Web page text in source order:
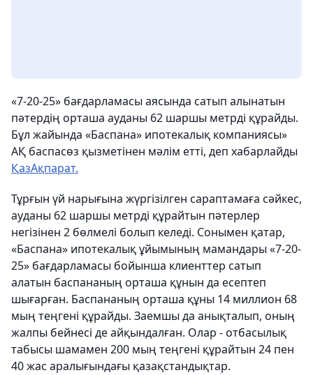
«7-20-25» бағдарламасы аясында сатып алынатын
пәтердің орташа ауданы 62 шаршы метрді құрайды.
Бұл жайында «Баспана» ипотекалық компаниясы»
АҚ баспасөз қызметінен мәлім етті, деп хабарлайды
ҚазАқпарат.
Тұрғын үй нарығына жүргізілген сараптамаға сәйкес,
ауданы 62 шаршы метрді құрайтын пәтерлер
негізінен 2 бөлмелі болып келеді. Сонымен қатар,
«Баспана» ипотекалық ұйымының мамандары «7-20-
25» бағдарламасы бойынша клиенттер сатып
алатын баспананың орташа құнын да есептеп
шығарған. Баспананың орташа құны 14 миллион 68
мың теңгені құрайды. Заемшы да анықталып, оның
жалпы бейнесі де айқындалған. Олар - отбасылық
табысы шамамен 200 мың теңгені құрайтын 24 пен
40 жас аралығындағы қазақстандықтар.